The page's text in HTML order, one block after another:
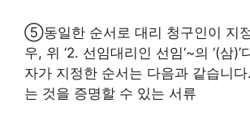
⑤동일한 순서로 대리 청구인이 지
우, 위 ‘2. 선임대리인 선임‘~의 ‘(삼)’
자가 지정한 순서는 다음과 같습니다.
는 것을 증명할 수 있는 서류